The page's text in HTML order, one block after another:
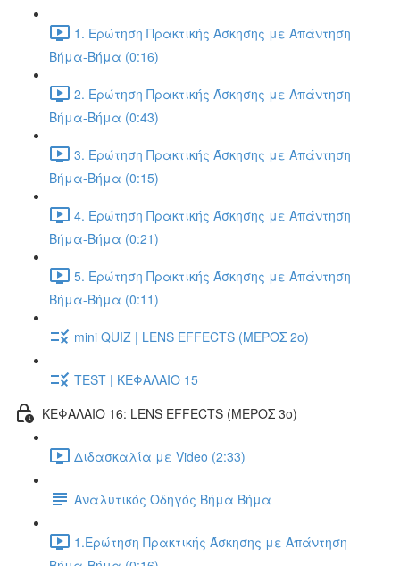
1. Ερώτηση Πρακτικής Άσκησης με Απάντηση
Βήμα-Βήμα (0:16)
2. Ερώτηση Πρακτικής Άσκησης με Απάντηση
Βήμα-Βήμα (0:43)
3. Ερώτηση Πρακτικής Άσκησης με Απάντηση
Βήμα-Βήμα (0:15)
4. Ερώτηση Πρακτικής Άσκησης με Απάντηση
Βήμα-Βήμα (0:21)
5. Ερώτηση Πρακτικής Άσκησης με Απάντηση
Βήμα-Βήμα (0:11)
mini QUIZ | LENS EFFECTS (ΜΕΡΟΣ 2o)
TEST | ΚΕΦΑΛΑΙΟ 15
ΚΕΦΑΛΑΙΟ 16: LENS EFFECTS (ΜΕΡΟΣ 3o)
Διδασκαλία με Video (2:33)
Αναλυτικός Οδηγός Βήμα Βήμα
1.Ερώτηση Πρακτικής Άσκησης με Απάντηση